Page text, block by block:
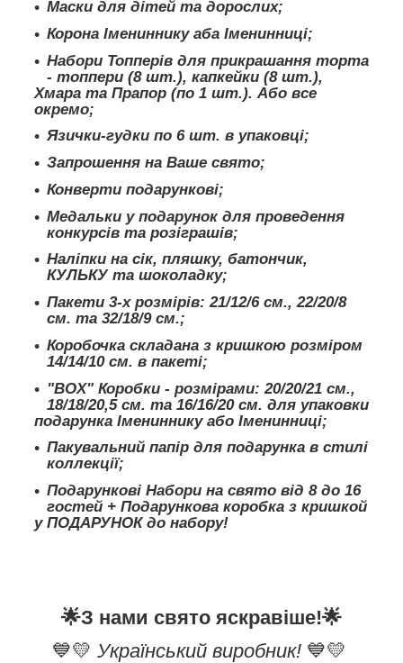
Маски для дітей та дорослих;
Корона Імениннику аба Іменинниці;
Набори Топперів для прикрашання торта
- топпери (8 шт.), капкейки (8 шт.),
Хмара та Прапор (по 1 шт.). Або все
окремо;
Язички-гудки по 6 шт. в упаковці;
Запрошення на Ваше свято;
Конверти подарункові;
Медальки у подарунок для проведення
конкурсів та розіграшів;
Наліпки на сік, пляшку, батончик,
КУЛЬКУ та шоколадку;
Пакети 3-х розмірів: 21/12/6 см., 22/20/8
см. та 32/18/9 см.;
Коробочка складана з кришкою розміром
14/14/10 см. в пакеті;
"BOX" Коробки - розмірами: 20/20/21 см.,
18/18/20,5 см. та 16/16/20 см. для упаковки
подарунка Імениннику або Іменинниці;
Пакувальний папір для подарунка в стилі
коллекції;
Подарункові Набори на свято від 8 до 16
гостей + Подарункова коробка з кришкой
у ПОДАРУНОК до набору!
🌟З нами свято яскравіше!🌟
💙💛 Український виробник! 💙💛